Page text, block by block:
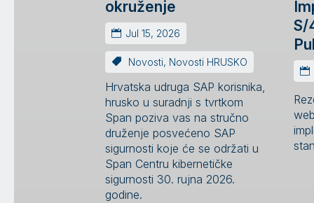
okruženje
Jul 15, 2026
Novosti, Novosti HRUSKO
Hrvatska udruga SAP korisnika,
hrusko u suradnji s tvrtkom
Span poziva vas na stručno
druženje posvećeno SAP
sigurnosti koje će se održati u
Span Centru kibernetičke
sigurnosti 30. rujna 2026.
godine.
S/